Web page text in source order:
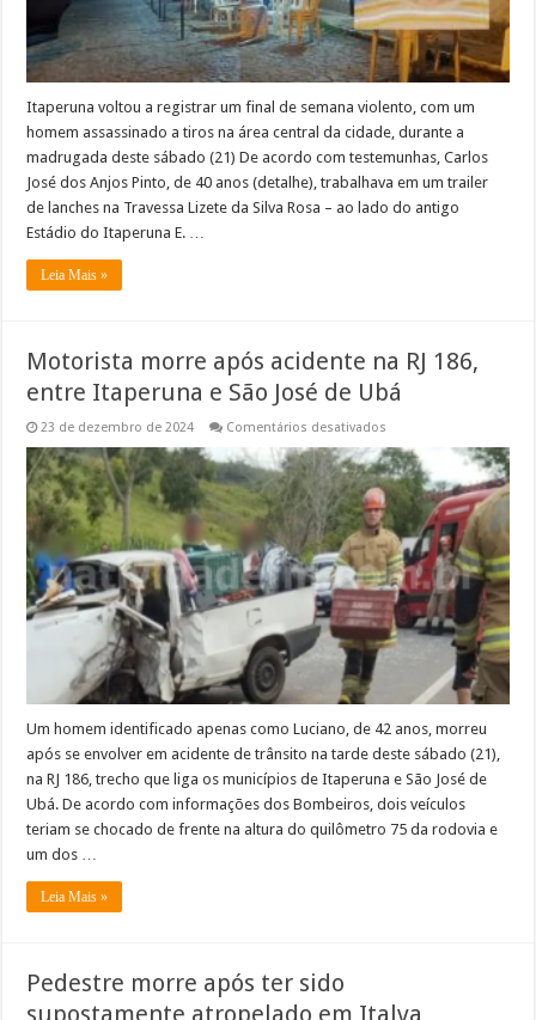
Itaperuna voltou a registrar um final de semana violento, com um
homem assassinado a tiros na área central da cidade, durante a
madrugada deste sábado (21) De acordo com testemunhas, Carlos
José dos Anjos Pinto, de 40 anos (detalhe), trabalhava em um trailer
de lanches na Travessa Lizete da Silva Rosa – ao lado do antigo
Estádio do Itaperuna E. …
Leia Mais »
Motorista morre após acidente na RJ 186,
entre Itaperuna e São José de Ubá
23 de dezembro de 2024 Comentários desativados
morre
após
acidente
na
RJ
186,
entre
Itaperuna
e
São
José
de
Ubá
Um homem identificado apenas como Luciano, de 42 anos, morreu
após se envolver em acidente de trânsito na tarde deste sábado (21),
na RJ 186, trecho que liga os municípios de Itaperuna e São José de
Ubá. De acordo com informações dos Bombeiros, dois veículos
teriam se chocado de frente na altura do quilômetro 75 da rodovia e
um dos …
Leia Mais »
Pedestre morre após ter sido
supostamente atropelado em Italva